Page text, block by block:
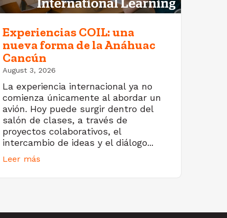
Experiencias COIL: una
nueva forma de la Anáhuac
Cancún
August 3, 2026
La experiencia internacional ya no
comienza únicamente al abordar un
avión. Hoy puede surgir dentro del
salón de clases, a través de
proyectos colaborativos, el
intercambio de ideas y el diálogo...
Leer más